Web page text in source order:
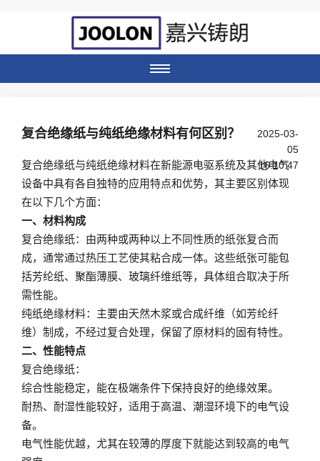
复合绝缘纸与纯纸绝缘材料有何区别？
2025-03-
05
16:10:47
复合绝缘纸与纯纸绝缘材料在新能源电驱系统及其他电气
设备中具有各自独特的应用特点和优势，其主要区别体现
在以下几个方面：
一、材料构成
复合绝缘纸：由两种或两种以上不同性质的纸张复合而
成，通常通过热压工艺使其粘合成一体。这些纸张可能包
括芳纶纸、聚酯薄膜、玻璃纤维纸等，具体组合取决于所
需性能。
纯纸绝缘材料：主要由天然木浆或合成纤维（如芳纶纤
维）制成，不经过复合处理，保留了原材料的固有特性。
二、性能特点
复合绝缘纸：
综合性能稳定，能在极端条件下保持良好的绝缘效果。
耐热、耐湿性能较好，适用于高温、潮湿环境下的电气设
备。
电气性能优越，尤其在较薄的厚度下就能达到较高的电气